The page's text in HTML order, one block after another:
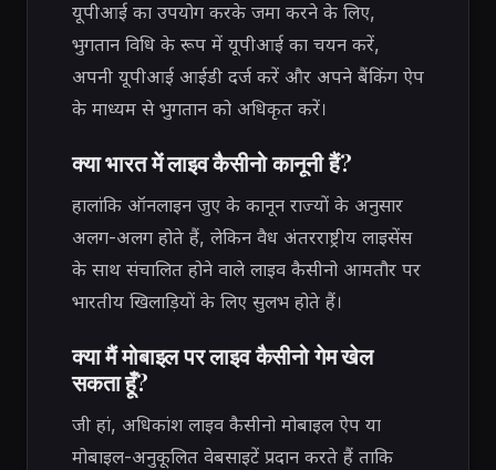
यूपीआई का उपयोग करके जमा करने के लिए,
भुगतान विधि के रूप में यूपीआई का चयन करें,
अपनी यूपीआई आईडी दर्ज करें और अपने बैंकिंग ऐप
के माध्यम से भुगतान को अधिकृत करें।
क्या भारत में लाइव कैसीनो कानूनी हैं?
हालांकि ऑनलाइन जुए के कानून राज्यों के अनुसार
अलग-अलग होते हैं, लेकिन वैध अंतरराष्ट्रीय लाइसेंस
के साथ संचालित होने वाले लाइव कैसीनो आमतौर पर
भारतीय खिलाड़ियों के लिए सुलभ होते हैं।
क्या मैं मोबाइल पर लाइव कैसीनो गेम खेल
सकता हूँ?
जी हां, अधिकांश लाइव कैसीनो मोबाइल ऐप या
मोबाइल-अनुकूलित वेबसाइटें प्रदान करते हैं ताकि